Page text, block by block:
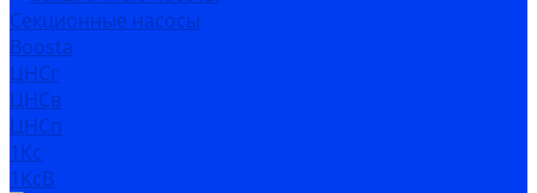
Секционные насосы
Boosta
ЦНСг
ЦНСв
ЦНСп
1Кс
1КсВ